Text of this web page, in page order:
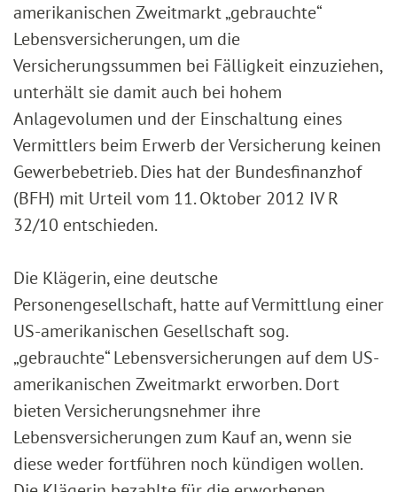
amerikanischen Zweitmarkt „gebrauchte“
Lebensversicherungen, um die
Versicherungssummen bei Fälligkeit einzuziehen,
unterhält sie damit auch bei hohem
Anlagevolumen und der Einschaltung eines
Vermittlers beim Erwerb der Versicherung keinen
Gewerbebetrieb. Dies hat der Bundesfinanzhof
(BFH) mit Urteil vom 11. Oktober 2012 IV R
32/10 entschieden.
Die Klägerin, eine deutsche
Personengesellschaft, hatte auf Vermittlung einer
US-amerikanischen Gesellschaft sog.
„gebrauchte“ Lebensversicherungen auf dem US-
amerikanischen Zweitmarkt erworben. Dort
bieten Versicherungsnehmer ihre
Lebensversicherungen zum Kauf an, wenn sie
diese weder fortführen noch kündigen wollen.